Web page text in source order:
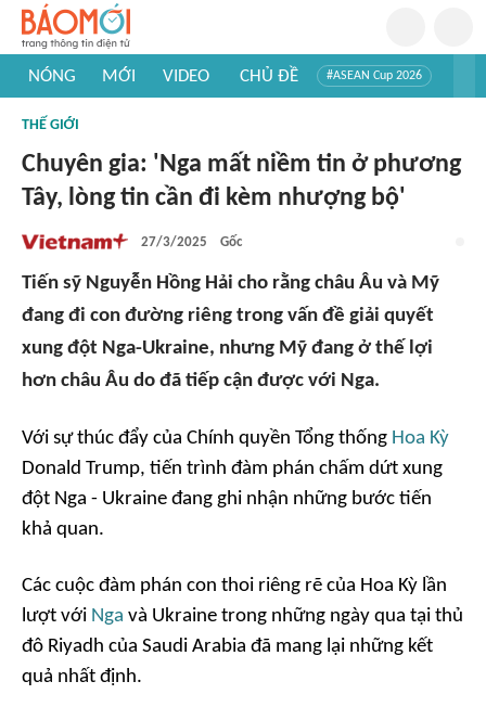
NÓNG MỚI VIDEO CHỦ ĐỀ #ASEAN Cup 2026
#Khám phá thế giới
THẾ GIỚI
Chuyên gia: 'Nga mất niềm tin ở phương
Tây, lòng tin cần đi kèm nhượng bộ'
27/3/2025 Gốc
Tiến sỹ Nguyễn Hồng Hải cho rằng châu Âu và Mỹ
đang đi con đường riêng trong vấn đề giải quyết
xung đột Nga-Ukraine, nhưng Mỹ đang ở thế lợi
hơn châu Âu do đã tiếp cận được với Nga.
Với sự thúc đẩy của Chính quyền Tổng thống Hoa Kỳ
Donald Trump, tiến trình đàm phán chấm dứt xung
đột Nga - Ukraine đang ghi nhận những bước tiến
khả quan.
Các cuộc đàm phán con thoi riêng rẽ của Hoa Kỳ lần
lượt với Nga và Ukraine trong những ngày qua tại thủ
đô Riyadh của Saudi Arabia đã mang lại những kết
quả nhất định.